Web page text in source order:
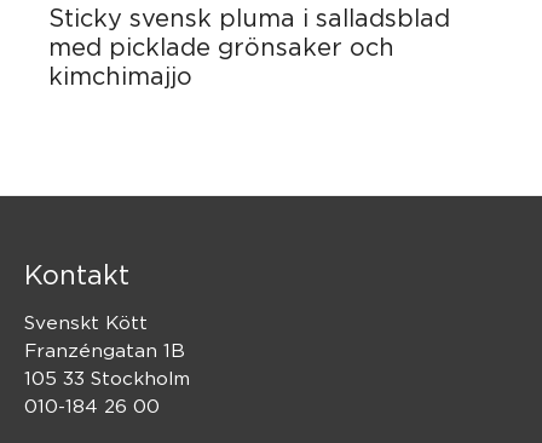
Sticky svensk pluma i salladsblad
med picklade grönsaker och
kimchimajjo
Kontakt
Svenskt Kött
Franzéngatan 1B
105 33 Stockholm
010-184 26 00